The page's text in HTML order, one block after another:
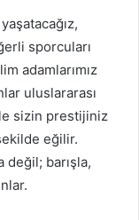
sporcuları
adamlarımız
uluslararası
sizin prestijiniz
eğilir.
değil; barışla,